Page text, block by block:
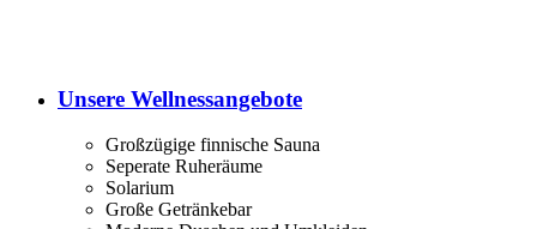
Unsere Wellnessangebote
Großzügige finnische Sauna
Seperate Ruheräume
Solarium
Große Getränkebar